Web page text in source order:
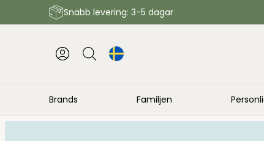
Snabb levering: 3-5 dagar
Brands Familjen